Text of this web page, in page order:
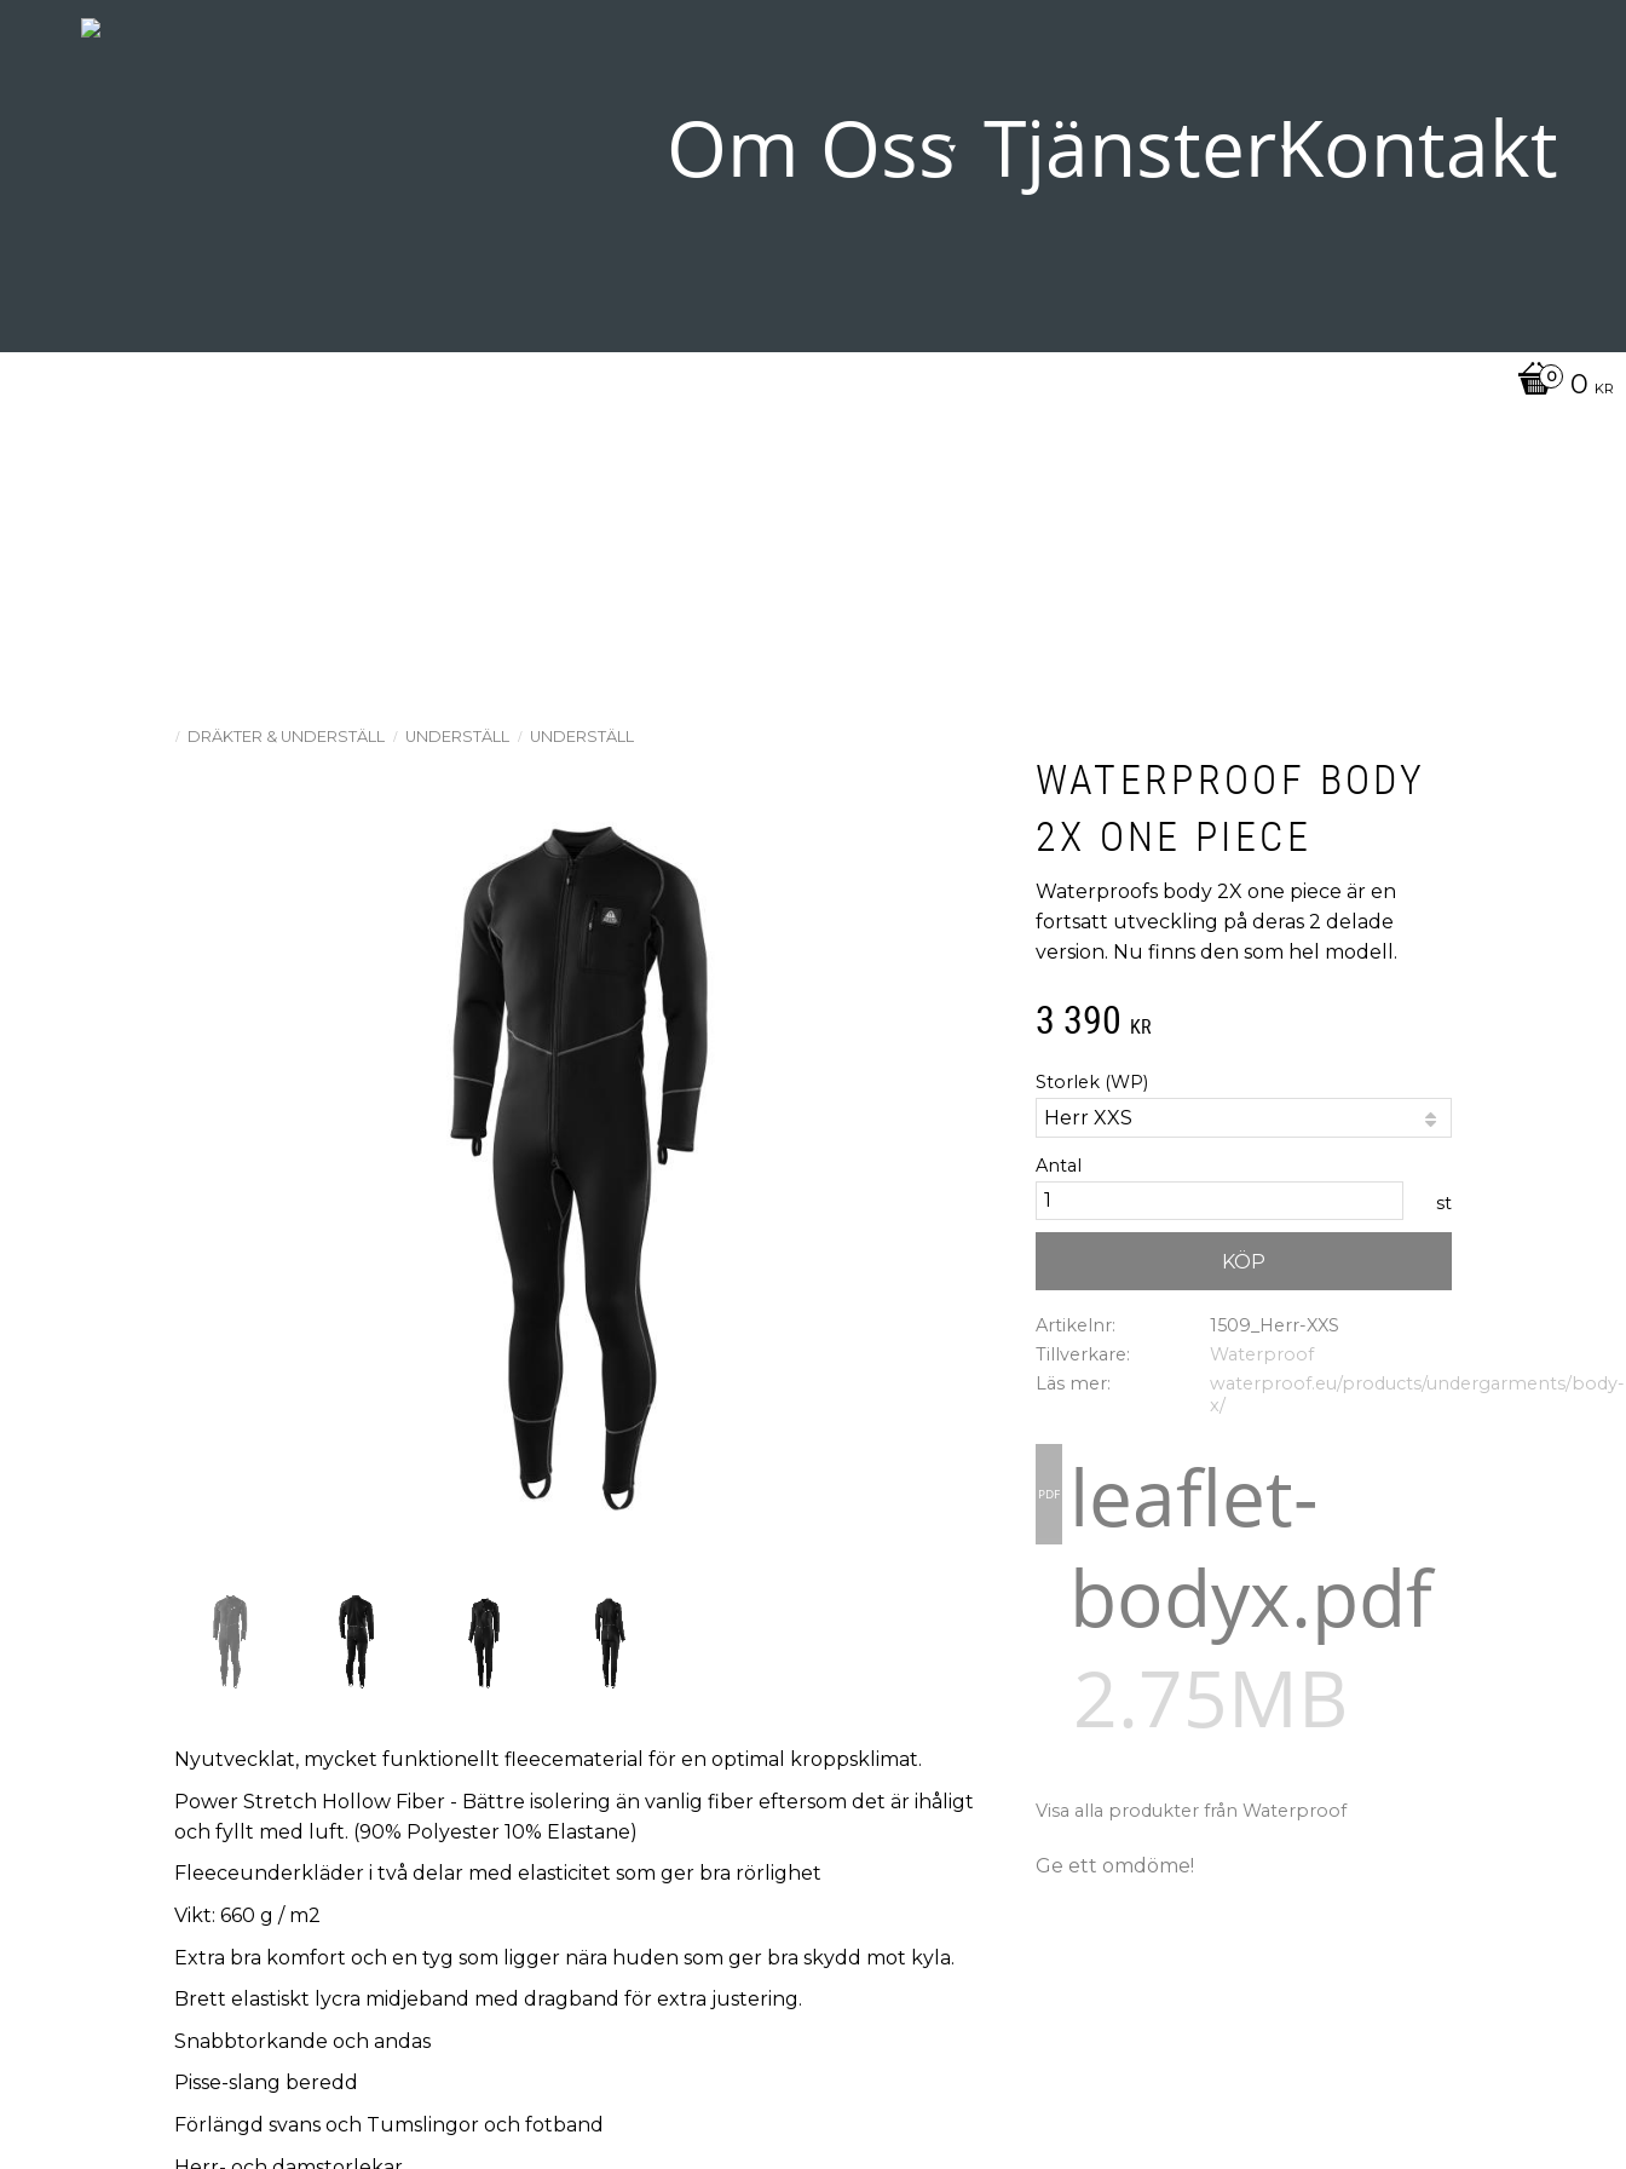
Om Oss TjänsterKontakt
0 KR
DRÄKTER & UNDERSTÄLL UNDERSTÄLL UNDERSTÄLL
WATERPROOF BODY
2X ONE PIECE
Waterproofs body 2X one piece är en
fortsatt utveckling på deras 2 delade
version. Nu finns den som hel modell.
3 390 KR
Storlek (WP)
Antal
st
KÖP
Artikelnr
1509_Herr-XXS
Tillverkare
Waterproof
Läs mer
waterproof.eu/products/undergarments/body-
x/
leaflet-
bodyx.pdf
2.75MB
Visa alla produkter från Waterproof
Ge ett omdöme!
Nyutvecklat, mycket funktionellt fleecematerial för en optimal kroppsklimat.
Power Stretch Hollow Fiber - Bättre isolering än vanlig fiber eftersom det är ihåligt
och fyllt med luft. (90% Polyester 10% Elastane)
Fleeceunderkläder i två delar med elasticitet som ger bra rörlighet
Vikt: 660 g / m2
Extra bra komfort och en tyg som ligger nära huden som ger bra skydd mot kyla.
Brett elastiskt lycra midjeband med dragband för extra justering.
Snabbtorkande och andas
Pisse-slang beredd
Förlängd svans och Tumslingor och fotband